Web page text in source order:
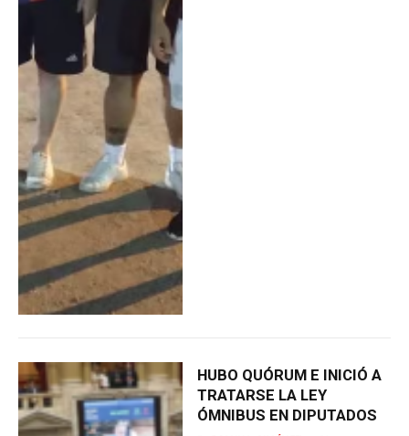
HUBO QUÓRUM E INICIÓ A
TRATARSE LA LEY
ÓMNIBUS EN DIPUTADOS